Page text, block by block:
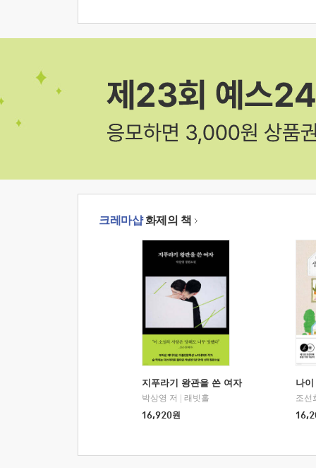
크레마샵화제의 책
지푸라기 왕관을 쓴 여자
박상영 저
래빗홀
16,920원
나
조선